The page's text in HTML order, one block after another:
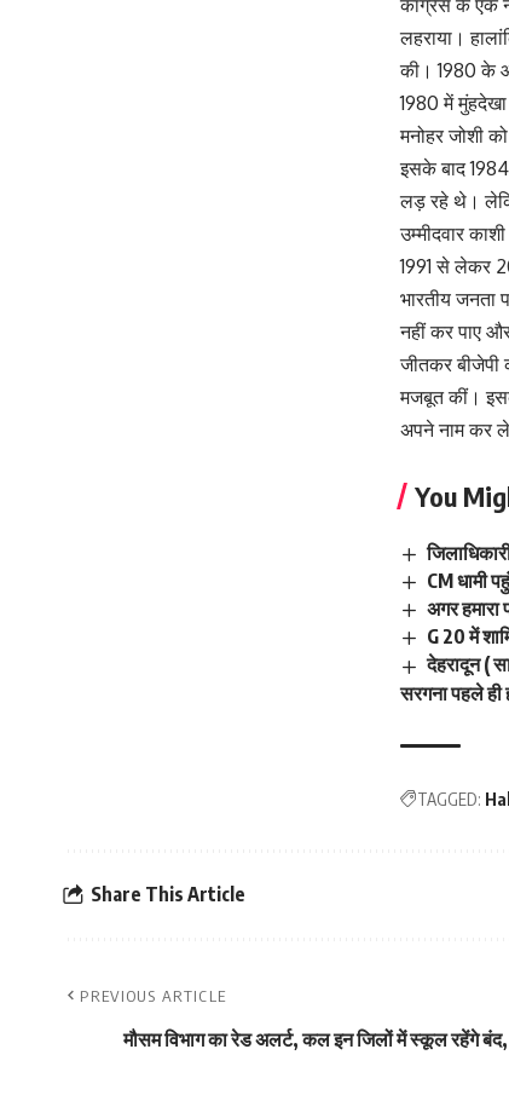
लहराया।
की। 1980 के
1980 में
मनोहर जोशी
इसके बाद
लड़ रहे थे।
उम्मीदवार
1991 से लेकर
भारतीय जनता
नहीं कर पाए
जीतकर बीजेपी
मजबूत कीं।
अपने नाम कर
You
CM धामी
अगर हमारा
G 20 में
देहरादून (
सरगना पहले ही
TAGGED:
Share This Article
PREVIOUS ARTICLE
मौसम विभाग का रेड अलर्ट, कल इन जिलों में स्कूल रहेंगे